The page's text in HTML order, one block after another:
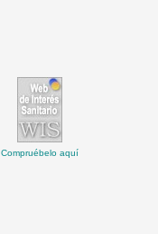
Compruébelo aquí